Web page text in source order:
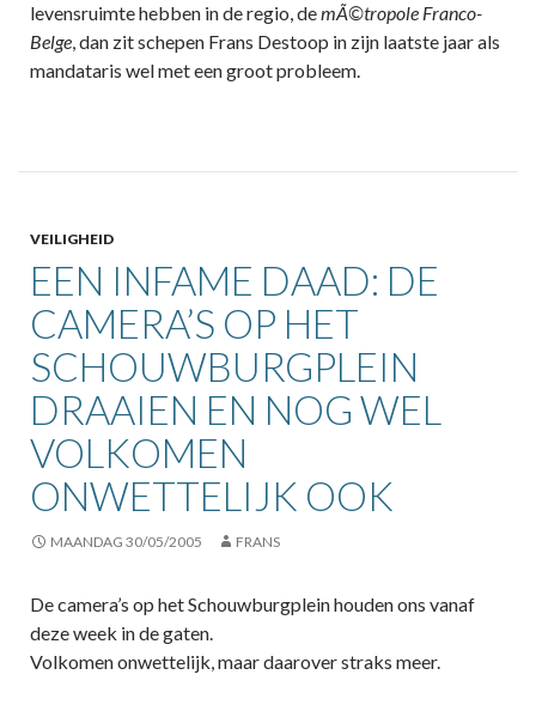
levensruimte hebben in de regio, demÃ©tropole Franco-
Belge, dan zit schepen Frans Destoop in zijn laatste jaar als
mandataris wel met een groot probleem.
VEILIGHEID
EEN INFAME DAAD: DE
CAMERA’S OP HET
SCHOUWBURGPLEIN
DRAAIEN EN NOG WEL
VOLKOMEN
ONWETTELIJK OOK
MAANDAG 30/05/2005 FRANS
De camera’s op het Schouwburgplein houden ons vanaf
deze week in de gaten.
Volkomen onwettelijk, maar daarover straks meer.